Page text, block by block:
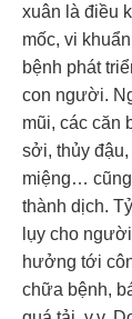
xuân là điều
mốc, vi
bệnh phát
con người.
mũi, các căn
sởi, thủy đậu,
miệng… cũng
thành dịch.
lụy cho
hưởng tới
chữa bệnh,